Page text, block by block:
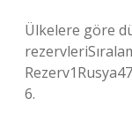
Ülkelere göre
6.